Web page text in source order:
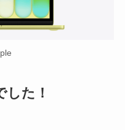
た！